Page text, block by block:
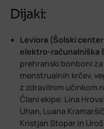
Dijaki:
Leviora (Šolski
elektro-računalniška
prehranski bonboni
menstrualnih krčev,
z zdravilnim učinkom
Člani ekipe: Lina
Uhan, Luana
Kristjan Stopar in